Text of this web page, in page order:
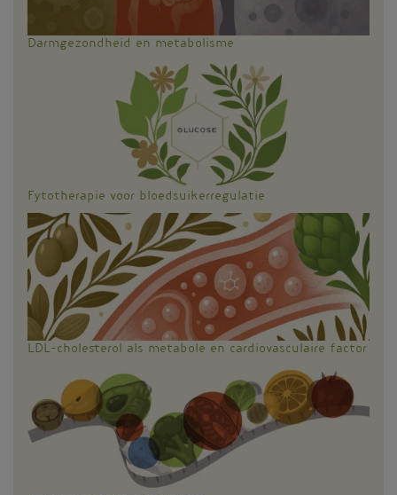
Darmgezondheid en metabolisme
Fytotherapie voor bloedsuikerregulatie
LDL-cholesterol als metabole en cardiovasculaire factor